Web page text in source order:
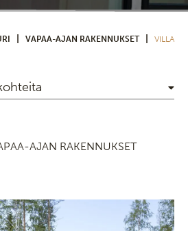
VAPAA-AJAN RAKENNUKSET
VILLA
AJAN RAKENNUKSET